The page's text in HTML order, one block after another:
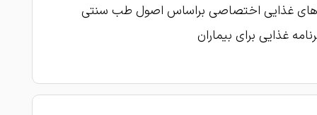
غذایی اختصاصی براساس اصول طب سنتی
غذایی برای بیماران